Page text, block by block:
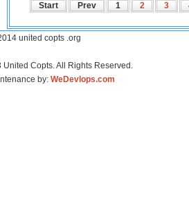
Start Prev 1 2 3
united copts .org
Copts. All Rights Reserved.
by: WeDevlops.com